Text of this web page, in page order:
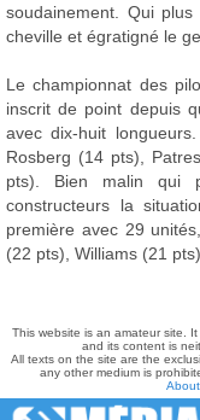
soudainement. Qui
cheville et égratigné le
Le championnat des
inscrit de point depuis
avec dix-huit
Rosberg (14 pts),
pts). Bien malin qui
constructeurs la
première avec 29
(22 pts), Williams (21
This website is an amateur site.
and its content is
All texts on the site are the
any other medium is